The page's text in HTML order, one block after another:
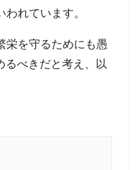
れています。
栄を守るためにも愚
るべきだと考え、以